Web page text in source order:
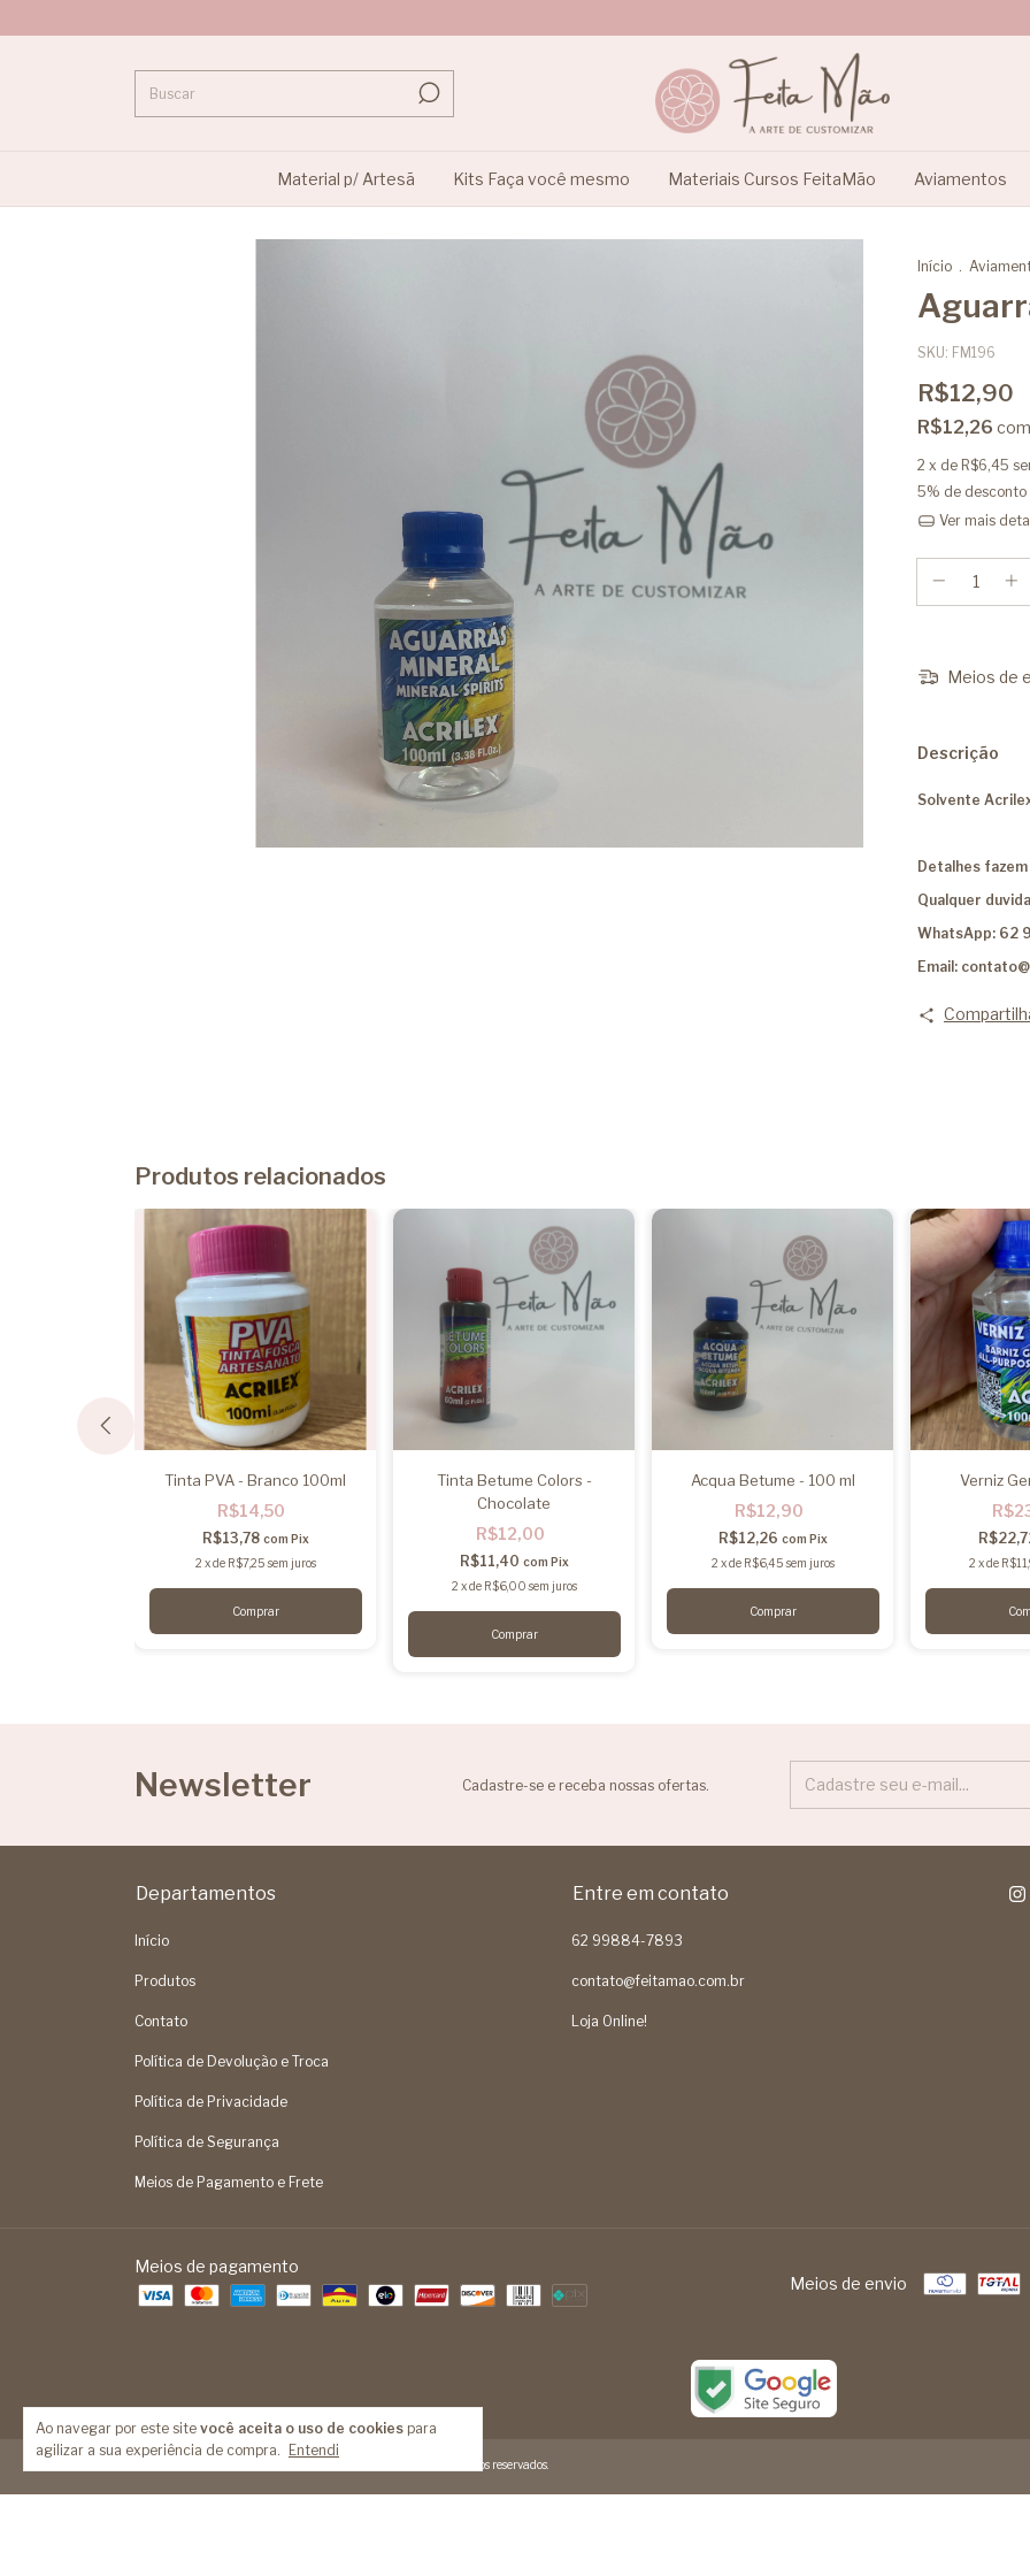
Material p/ Artesã Kits Faça você mesmo Materiais Cursos FeitaMão Aviamentos
Ao navegar por este site você aceita o uso de cookies para
agilizar a sua experiência de compra.
Entendi
Início .
SKU: FM196
R$12,90
R$12,26 com
2 x de R$6,45
5% de desconto
Ver mais
Meios de
Descrição
Solvente
Detalhes
Qualquer
WhatsApp: 62
Email:
Produtos relacionados
Tinta PVA - Branco 100ml
R$14,50
R$13,78 com Pix
2 xde R$7,25 sem juros
Tinta Betume Colors -
Chocolate
R$12,00
R$11,40 com Pix
2 xde R$6,00 sem juros
Acqua Betume - 100 ml
R$12,90
R$12,26 com Pix
2 xde R$6,45 sem juros
Verniz
2 xde
Newsletter Cadastre-se e receba nossas ofertas.
Departamentos
Início
Produtos
Contato
Política de Devolução e Troca
Política de Privacidade
Política de Segurança
Meios de Pagamento e Frete
Entre em contato
62 99884-7893
contato@feitamao.com.br
Loja Online!
Meios de pagamento
Meios de envio
Copyright Feita Mão - 14093524000189 - 2026. Todos os direitos reservados.